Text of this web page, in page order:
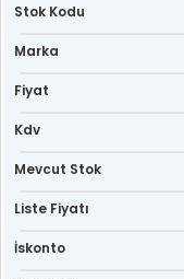
Stok Kodu
Marka
Fiyat
Kdv
Mevcut Stok
Liste Fiyatı
İskonto